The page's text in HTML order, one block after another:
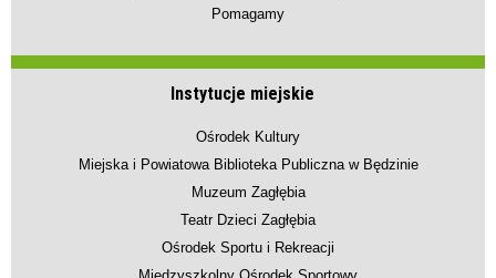
Pomagamy
Instytucje miejskie
Ośrodek Kultury
Miejska i Powiatowa Biblioteka Publiczna w Będzinie
Muzeum Zagłębia
Teatr Dzieci Zagłębia
Ośrodek Sportu i Rekreacji